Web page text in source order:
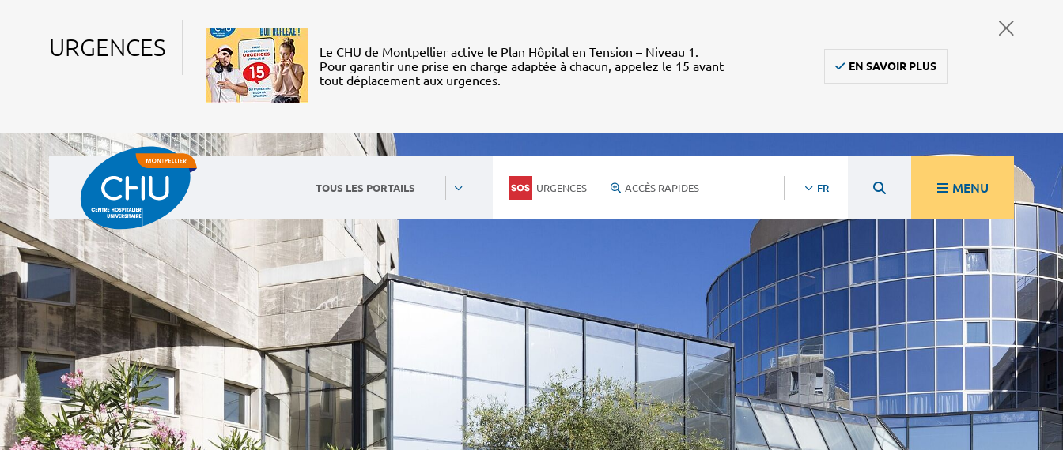
URGENCES
Le CHU de Montpellier active le Plan Hôpital en Tension – Niveau 1.
Pour garantir une prise en charge adaptée à chacun, appelez le 15 avant
tout déplacement aux urgences.
EN SAVOIR PLUS
TOUS LES PORTAILS URGENCES ACCÈS RAPIDES FR MENU